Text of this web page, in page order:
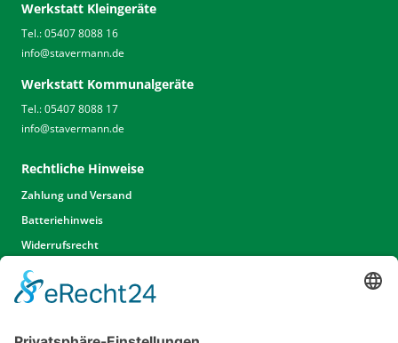
Werkstatt Kleingeräte
Tel.: 05407 8088 16
info@stavermann.de
Werkstatt Kommunalgeräte
Tel.: 05407 8088 17
info@stavermann.de
Rechtliche Hinweise
Zahlung und Versand
Batteriehinweis
Widerrufsrecht
Widerrufsrecht Dienstleistungen
AGB
Unsere Website